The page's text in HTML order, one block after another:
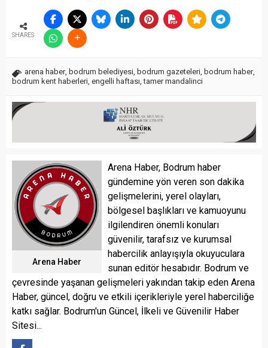
SHARES
arena haber, bodrum belediyesi bodrum gazeteleri bodrum haber,
bodrum kent haberleri engelli haftası ,tamer mandalinci
Arena Haber
Arena Haber, Bodrum haber
gündemine yön veren son dakika
gelişmelerini, yerel olayları,
bölgesel başlıkları ve kamuoyunu
ilgilendiren önemli konuları
güvenilir, tarafsız ve kurumsal
habercilik anlayışıyla okuyuculara
sunan editör hesabıdır. Bodrum ve
çevresinde yaşanan gelişmeleri yakından takip eden Arena
Haber, güncel, doğru ve etkili içerikleriyle yerel haberciliğe
katkı sağlar. Bodrum'un Güncel, İlkeli ve Güvenilir Haber
Sitesi...